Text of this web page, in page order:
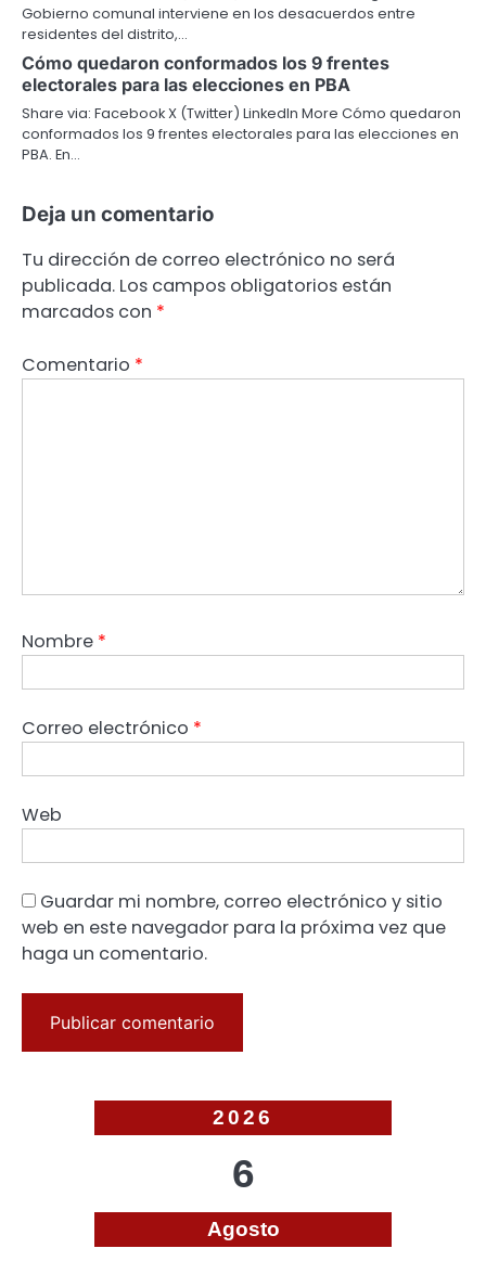
Gobierno comunal interviene en los desacuerdos entre
residentes del distrito,…
Cómo quedaron conformados los 9 frentes
electorales para las elecciones en PBA
Share via: Facebook X (Twitter) LinkedIn More Cómo quedaron
conformados los 9 frentes electorales para las elecciones en
PBA. En…
Deja un comentario
Tu dirección de correo electrónico no será
publicada. Los campos obligatorios están
marcados con *
Comentario *
Nombre *
Correo electrónico *
Web
Guardar mi nombre, correo electrónico y sitio
web en este navegador para la próxima vez que
haga un comentario.
2026
6
Agosto